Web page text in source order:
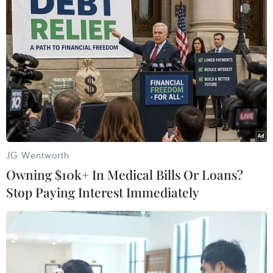
Theo dõi VietnamPlus
TIN LIÊN QUAN
JG Wentworth
Owning $10k+ In Medical Bills Or Loans?
Stop Paying Interest Immediately